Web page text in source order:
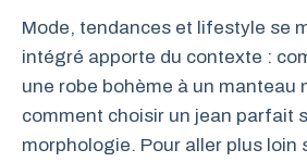
Mode, tendances et lifestyle se
intégré apporte du contexte :
une robe bohème à un manteau
comment choisir un jean parfait
morphologie. Pour aller plus loin